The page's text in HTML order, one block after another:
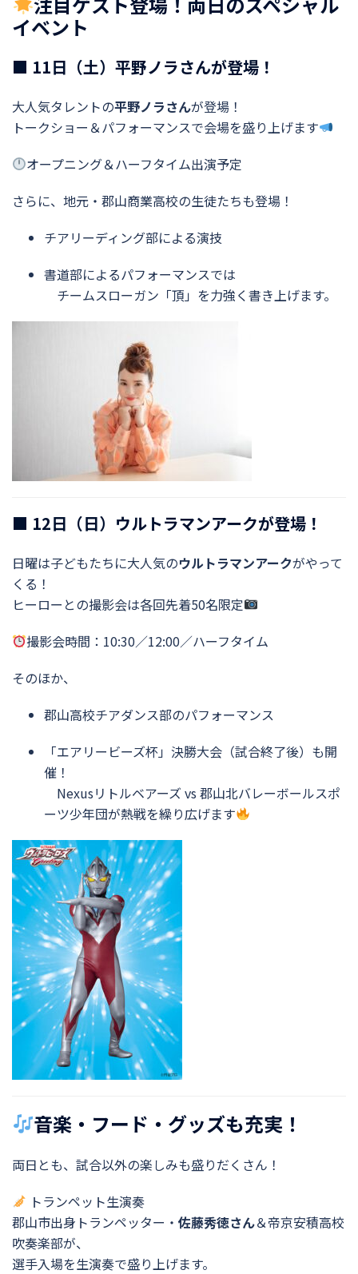
イベント
■ 11日（土）平野ノラさんが登場！
大人気タレントの平野ノラさんが登場！
トークショー＆パフォーマンスで会場を盛り上げます
オープニング＆ハーフタイム出演予定
さらに、地元・郡山商業高校の生徒たちも登場！
チアリーディング部による演技
書道部によるパフォーマンスでは
チームスローガン「頂」を力強く書き上げます。
■ 12日（日）ウルトラマンアークが登場！
日曜は子どもたちに大人気のウルトラマンアークがやって
くる！
ヒーローとの撮影会は各回先着50名限定
撮影会時間：10:30／12:00／ハーフタイム
そのほか、
郡山高校チアダンス部のパフォーマンス
「エアリービーズ杯」決勝大会（試合終了後）も開
催！
Nexusリトルベアーズ vs 郡山北バレーボールスポ
ーツ少年団が熱戦を繰り広げます
音楽・フード・グッズも充実！
両日とも、試合以外の楽しみも盛りだくさん！
トランペット生演奏
郡山市出身トランペッター・ 佐藤秀徳さん＆帝京安積高校
吹奏楽部が、
選手入場を生演奏で盛り上げます。